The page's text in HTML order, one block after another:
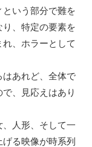
という部分で難を
、特定の要素を
、ホラーとして
あれど、全体で
、見応えはあり
人形、そして一
る映像が時系列